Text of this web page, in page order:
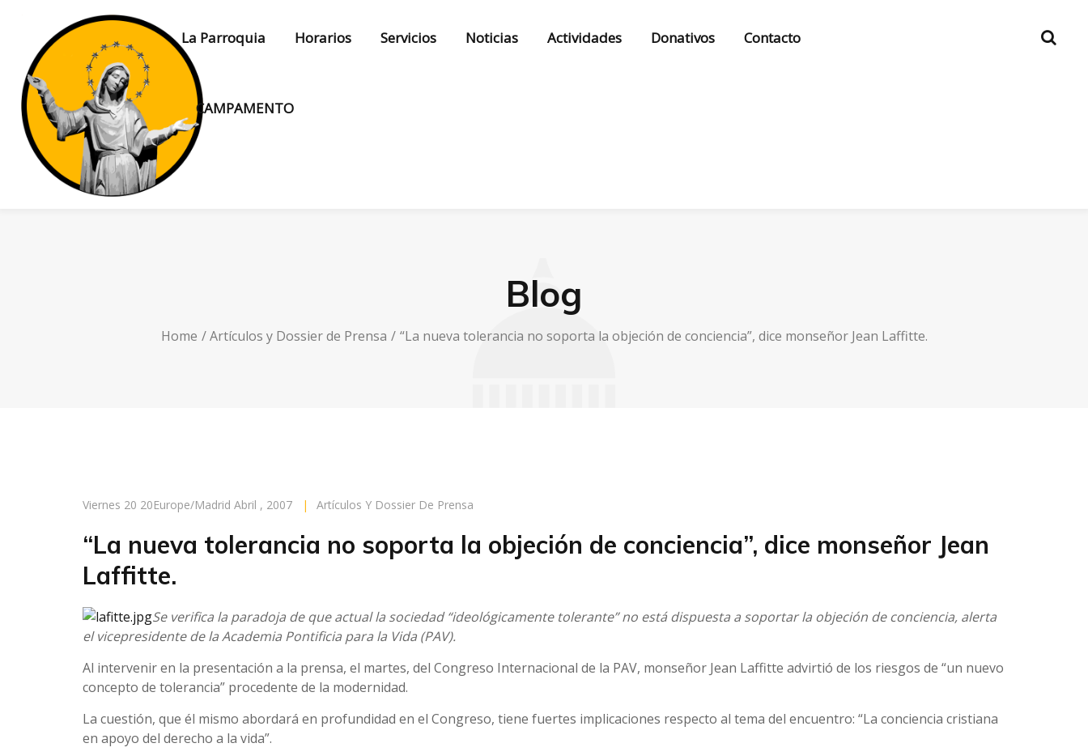
La Parroquia Horarios Servicios Noticias Actividades Donativos Contacto
CAMPAMENTO
Blog
Home Artículos y Dossier de Prensa “La nueva tolerancia no soporta la objeción de conciencia”, dice monseñor Jean Laffitte.
Viernes 20 20Europe/Madrid Abril , 2007 | Artículos Y Dossier De Prensa
“La nueva tolerancia no soporta la objeción de conciencia”, dice monseñor Jean
Laffitte.
Se verifica la paradoja de que actual la sociedad “ideológicamente tolerante” no está dispuesta a soportar la objeción de conciencia, alerta
el vicepresidente de la Academia Pontificia para la Vida (PAV).
Al intervenir en la presentación a la prensa, el martes, del Congreso Internacional de la PAV, monseñor Jean Laffitte advirtió de los riesgos de “un nuevo
concepto de tolerancia” procedente de la modernidad.
La cuestión, que él mismo abordará en profundidad en el Congreso, tiene fuertes implicaciones respecto al tema del encuentro: “La conciencia cristiana
en apoyo del derecho a la vida”.